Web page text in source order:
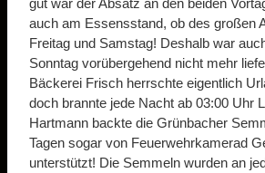
auch am Essensstand, ob des großen
Freitag und Samstag! Deshalb war
Sonntag vorübergehend nicht mehr
Bäckerei Frisch herrschte eigentlich
doch brannte jede Nacht ab 03:00 Uhr
Hartmann backte die Grünbacher
Tagen sogar von Feuerwehrkamerad
unterstützt! Die Semmeln wurden an